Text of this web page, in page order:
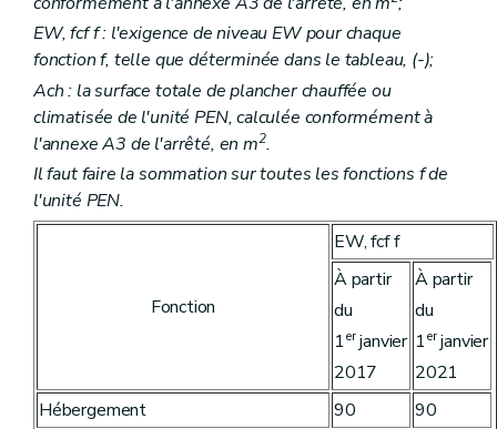
EW, fcf f : l'exigence de niveau EW pour chaque
fonction f, telle que déterminée dans le tableau, (-);
Ach : la surface totale de plancher chauffée ou
climatisée de l'unité PEN, calculée conformément à
l'annexe A3 de l'arrêté, en m2.
Il faut faire la sommation sur toutes les fonctions f de
l'unité PEN.
Fonction
EW, fcf f
À partir
du
1erjanvier
2017
À partir
du
1erjanvier
2021
Hébergement
90
90